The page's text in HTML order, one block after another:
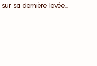
sa dernière levée...